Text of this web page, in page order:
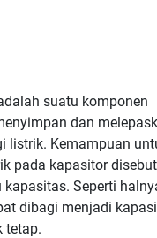
suatu komponen
dan
listrik. Kemampuan
pada kapasitor disebut
Seperti
dibagi menjadi
tetap.